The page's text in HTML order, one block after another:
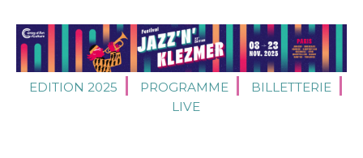
EDITION 2025 PROGRAMME
BILLETTERIE
LIVE